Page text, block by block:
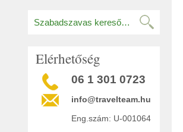
Elérhetőség
06 1 301 0723
info@travelteam.hu
Eng.szám: U-001064